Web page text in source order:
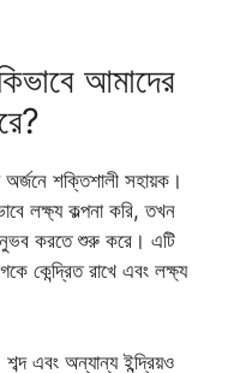
আমাদের
শক্তিশালী সহায়ক।
লক্ষ্য কল্পনা করি, তখন
করতে শুরু করে। এটি
কেন্দ্রিত রাখে এবং লক্ষ্য
এবং অন্যান্য ইন্দ্রিয়ও